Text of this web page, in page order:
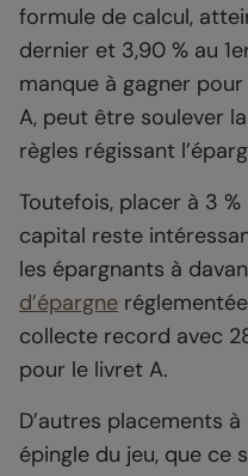
formule de calcul,
dernier et 3,90 % au
manque à gagner
A, peut être soulever
règles régissant
Toutefois, placer à 3
capital reste
les épargnants à
d’épargne
collecte record avec
pour le livret A.
D’autres placements
épingle du jeu, que ce